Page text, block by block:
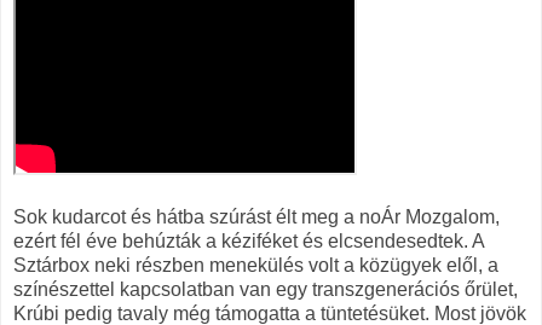
Sok kudarcot és hátba szúrást élt meg a noÁr Mozgalom,
ezért fél éve behúzták a kéziféket és elcsendesedtek. A
Sztárbox neki részben menekülés volt a közügyek elől, a
színészettel kapcsolatban van egy transzgenerációs őrület,
Krúbi pedig tavaly még támogatta a tüntetésüket. Most jövök